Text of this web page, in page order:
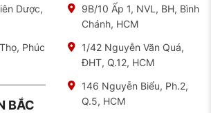
được các nhân viên lắng nghe và tư
cạnh đó, lốp xe của bạn cũng được
quyết định có nên thay hay không.
toàn yên tâm về chất lượng.
nếu bạn không am hiểu về các dòng
chia sẻ về cách sử dụng lốp đúng
an toàn cho mỗi chuyến đi.
Dược,
Phúc
BẮC
9B/10 Ấp 1, NVL, BH, Bình
Chánh, HCM
1/42 Nguyễn Văn Quá,
ĐHT, Q.12, HCM
146 Nguyễn Biểu, Ph.2,
Q.5, HCM